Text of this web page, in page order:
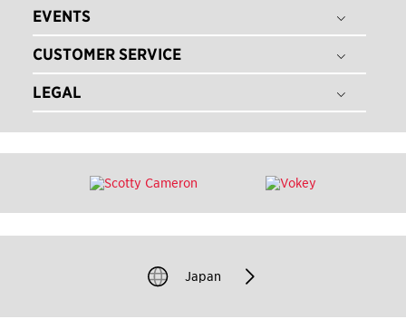
タイトリスト グローバル
採用情報
ゴルフボール
ゴルフクラブ
ゴルフギア
ゴルフアパレル
ツアー情報
TEAM TITLEIST
タイトリスト直営店
過去のモデル（米国サイト）
EVENTS
ゴルフボールフィッティング
ゴルフクラブフィッティング
ゴルフクラブ パフォーマンス体感イベント
CUSTOMER SERVICE
注文状況の確認
ゴルフクラブ レンタル
カスタムクラブガイド
ゴルフクラブ修理
模倣品に関するご注意
LEGAL
特定商取引法に基づく表記
プライバシーポリシー
クッキーポリシー
Japan